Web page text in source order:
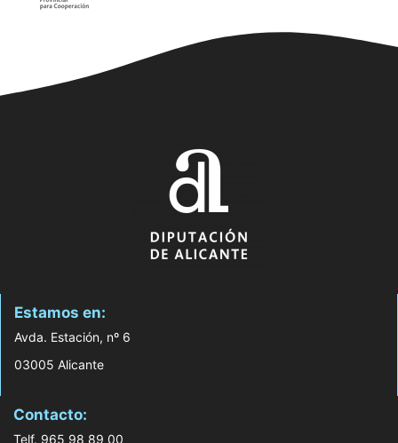
Estamos en:
Avda. Estación, nº 6
03005 Alicante
Contacto:
Telf. 965 98 89 00